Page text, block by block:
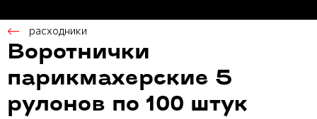
расходники
Воротнички
парикмахерские 5
рулонов по 100 штук